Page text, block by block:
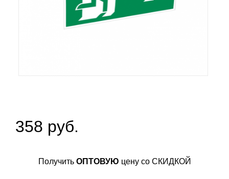
358 руб.
Получить ОПТОВУЮ цену со СКИДКОЙ